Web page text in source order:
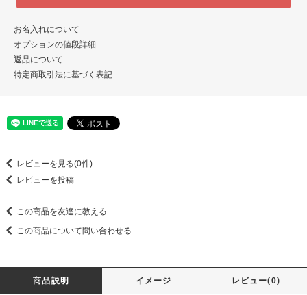
お名入れについて
オプションの値段詳細
返品について
特定商取引法に基づく表記
レビューを見る(0件)
レビューを投稿
この商品を友達に教える
この商品について問い合わせる
商品説明 イメージ レビュー(0)